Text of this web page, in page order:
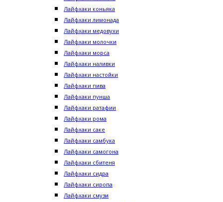
Лайфхаки коньяка
Лайфхаки лимонада
Лайфхаки медовухи
Лайфхаки молочки
Лайфхаки морса
Лайфхаки наливки
Лайфхаки настойки
Лайфхаки пива
Лайфхаки пунша
Лайфхаки ратафии
Лайфхаки рома
Лайфхаки саке
Лайфхаки самбука
Лайфхаки самогона
Лайфхаки сбитеня
Лайфхаки сидра
Лайфхаки сиропа
Лайфхаки смузи